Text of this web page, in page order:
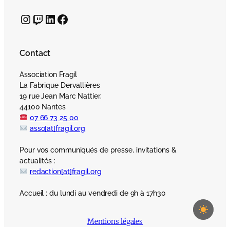
InstagramTwitch LinkedIn Facebook
Contact
Association Fragil
La Fabrique Dervallières
19 rue Jean Marc Nattier,
44100 Nantes
07 66 73 25 00
asso[at]fragil.org
Pour vos communiqués de presse, invitations &
actualités :
redaction[at]fragil.org
Accueil : du lundi au vendredi de 9h à 17h30
Mentions légales